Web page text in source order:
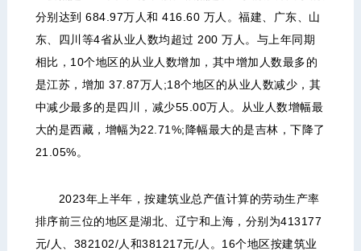
分别达到 684.97万人和 416.60 万人。福建、广东、山
东、四川等4省从业人数均超过 200 万人。与上年同期
相比，10个地区的从业人数增加，其中增加人数最多的
是江苏，增加 37.87万人;18个地区的从业人数减少，其
中减少最多的是四川，减少55.00万人。从业人数增幅最
大的是西藏，增幅为22.71%;降幅最大的是吉林，下降了
21.05%。
2023年上半年，按建筑业总产值计算的劳动生产率
排序前三位的地区是湖北、辽宁和上海，分别为413177
元/人、382102/人和381217元/人。16个地区按建筑业